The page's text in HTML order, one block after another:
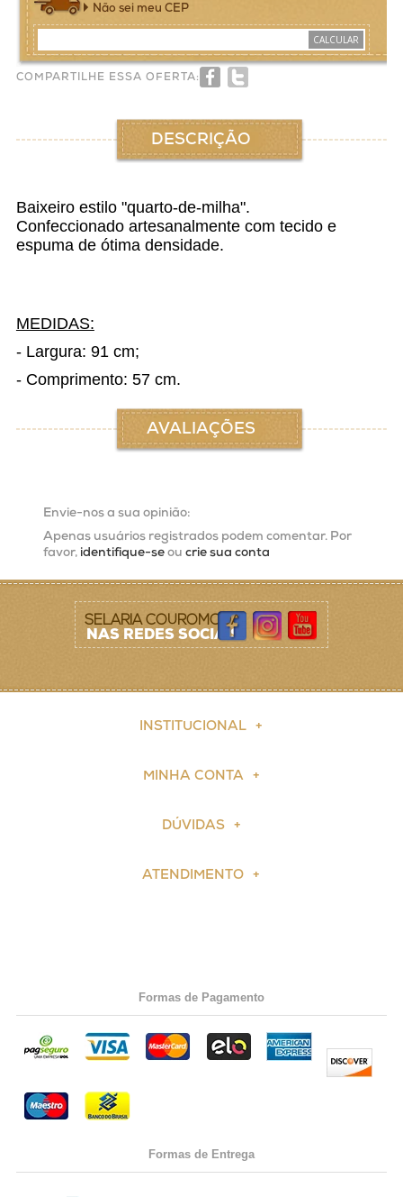
Não sei meu CEP
CALCULAR
COMPARTILHE ESSA OFERTA:
DESCRIÇÃO
Baixeiro estilo "quarto-de-milha".
Confeccionado artesanalmente com tecido e
espuma de ótima densidade.
MEDIDAS:
- Largura: 91 cm;
- Comprimento: 57 cm.
AVALIAÇÕES
Envie-nos a sua opinião:
Apenas usuários registrados podem comentar. Por
favor, identifique-seou crie sua conta
SELARIA COUROMODA
NAS REDES SOCIAIS
INSTITUCIONAL
MINHA CONTA
DÚVIDAS
ATENDIMENTO
Formas de Pagamento
Formas de Entrega